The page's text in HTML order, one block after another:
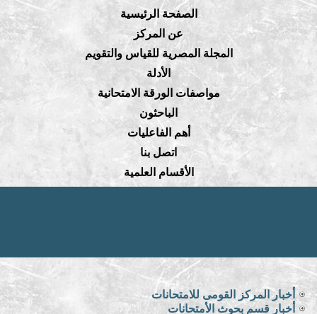
الصفحة الرئيسية
عن المركز
المجلة المصرية للقياس والتقويم
الأدلة
مواصفات الورقة الامتحانية
الباحثون
أهم الفاعليات
اتصل بنا
الأقسام العلمية
أخبار المركز القومى للامتحانات
أخبار قسم بحوث الأمتحانات